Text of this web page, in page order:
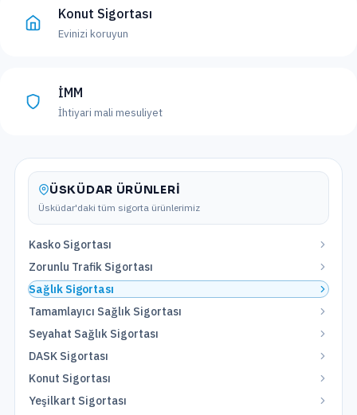
Konut Sigortası
Evinizi koruyun
İMM
İhtiyari mali mesuliyet
ÜSKÜDAR ÜRÜNLERI
Üsküdar'daki tüm sigorta ürünlerimiz
Kasko Sigortası
Zorunlu Trafik Sigortası
Sağlık Sigortası
Tamamlayıcı Sağlık Sigortası
Seyahat Sağlık Sigortası
DASK Sigortası
Konut Sigortası
Yeşilkart Sigortası